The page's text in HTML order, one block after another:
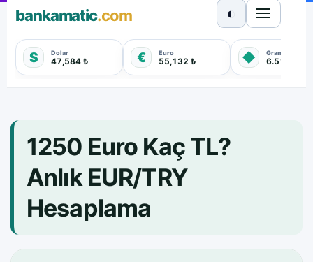
bankamatic.com
$ Dolar
47,584 ₺ € Euro
55,132 ₺ ◆ Gram Altın
6.518,620
◐
1250 Euro Kaç TL?
Anlık EUR/TRY
Hesaplama